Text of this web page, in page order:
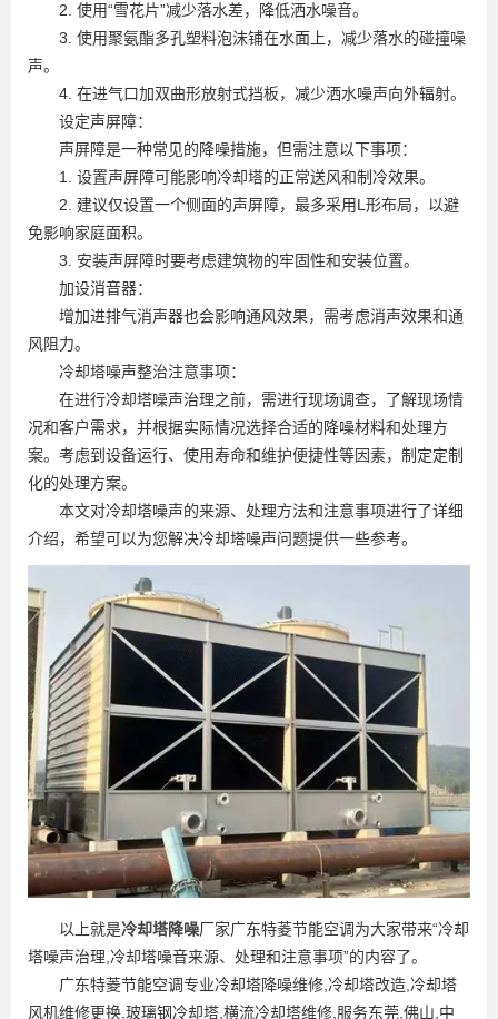
2. 使用“雪花片”减少落水差，降低洒水噪音。
3. 使用聚氨酯多孔塑料泡沫铺在水面上，减少落水的碰撞噪
声。
4. 在进气口加双曲形放射式挡板，减少洒水噪声向外辐射。
设定声屏障：
声屏障是一种常见的降噪措施，但需注意以下事项：
1. 设置声屏障可能影响冷却塔的正常送风和制冷效果。
2. 建议仅设置一个侧面的声屏障，最多采用L形布局，以避
免影响家庭面积。
3. 安装声屏障时要考虑建筑物的牢固性和安装位置。
加设消音器：
增加进排气消声器也会影响通风效果，需考虑消声效果和通
风阻力。
冷却塔噪声整治注意事项：
在进行冷却塔噪声治理之前，需进行现场调查，了解现场情
况和客户需求，并根据实际情况选择合适的降噪材料和处理方
案。考虑到设备运行、使用寿命和维护便捷性等因素，制定定制
化的处理方案。
本文对冷却塔噪声的来源、处理方法和注意事项进行了详细
介绍，希望可以为您解决冷却塔噪声问题提供一些参考。
以上就是冷却塔降噪厂家广东特菱节能空调为大家带来“冷却
塔噪声治理,冷却塔噪音来源、处理和注意事项”的内容了。
广东特菱节能空调专业冷却塔降噪维修,冷却塔改造,冷却塔
风机维修更换,玻璃钢冷却塔,横流冷却塔维修,服务东莞,佛山,中